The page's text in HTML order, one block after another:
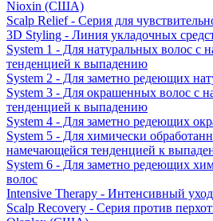
Nioxin (США)
Scalp Relief - Серия для
3D Styling - Линия укладочных
System 1 - Для натуральных волос с
тенденцией к выпадению
System 2 - Для заметно редеющих
System 3 - Для окрашенных волос с
тенденцией к выпадению
System 4 - Для заметно редеющих
System 5 - Для химически
намечающейся тенденцией к
System 6 - Для заметно редеющих
волос
Intensive Therapy - Интенсивный уход
Scalp Recovery - Серия против